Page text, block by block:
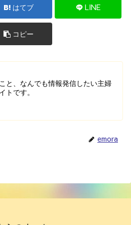
はてブ LINE
コピー
と、なんでも情報発信したい主婦
トです。
emora